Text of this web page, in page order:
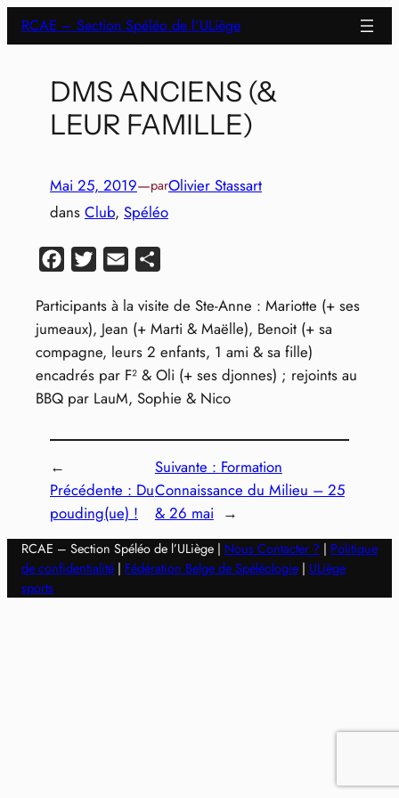
Aller
au
RCAE – Section Spéléo de l'ULiège
DMS ANCIENS (&
LEUR FAMILLE)
Mai 25, 2019—parOlivier Stassart
dans Club, Spéléo
Facebook
Twitter Email
Participants à la visite de Ste-Anne : Mariotte (+ ses
jumeaux), Jean (+ Marti & Maëlle), Benoit (+ sa
compagne, leurs 2 enfants, 1 ami & sa fille)
encadrés par F² & Oli (+ ses djonnes) ; rejoints au
BBQ par LauM, Sophie & Nico
←
Précédente : Du
pouding(ue) !
Suivante : Formation
Connaissance du Milieu – 25
& 26 mai →
RCAE – Section Spéléo de l’ULiège | Nous Contacter ? | Politique
de confidentialité | Fédération Belge de Spéléologie | ULiège
sports